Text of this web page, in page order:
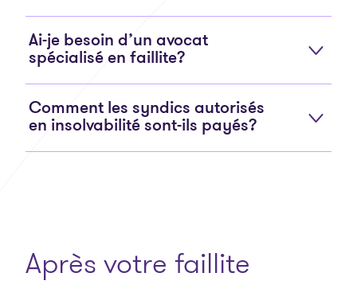
Ai-je besoin d’un avocat
spécialisé en faillite?
Comment les syndics autorisés
en insolvabilité sont-ils payés?
Après votre faillite